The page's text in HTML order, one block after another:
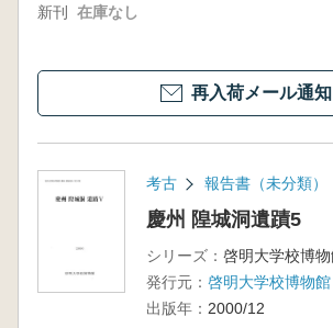
新刊 在庫なし
再入荷メール通知
考古 報告書（未分類）
慶州 隍城洞遺蹟5
シリーズ：
発行元： 啓明大学校博物館
出版年： 2000/12